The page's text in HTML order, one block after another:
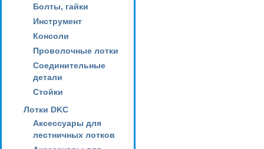
Болты, гайки
Инструмент
Консоли
Проволочные лотки
Соединительные
детали
Стойки
Лотки DKC
Аксессуары для
лестничных лотков